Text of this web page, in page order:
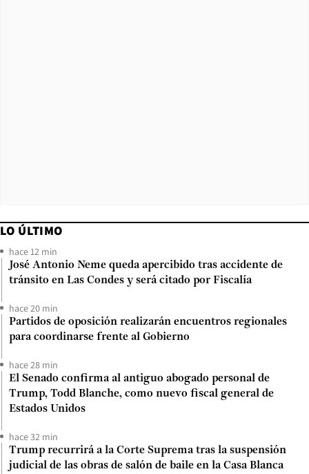
LO ÚLTIMO
hace 12 min
José Antonio Neme queda apercibido tras accidente de
tránsito en Las Condes y será citado por Fiscalía
hace 20 min
Partidos de oposición realizarán encuentros regionales
para coordinarse frente al Gobierno
hace 28 min
El Senado confirma al antiguo abogado personal de
Trump, Todd Blanche, como nuevo fiscal general de
Estados Unidos
hace 32 min
Trump recurrirá a la Corte Suprema tras la suspensión
judicial de las obras de salón de baile en la Casa Blanca